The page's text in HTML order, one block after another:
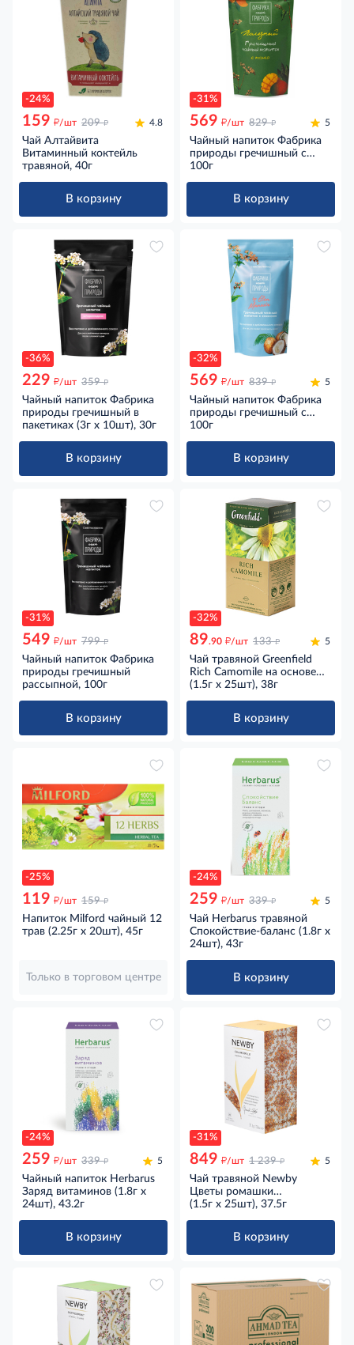
-24%
159 д/шт 209 д 4.8
Чай Алтайвита
Витаминный коктейль
травяной, 40г
В корзину
-31%
569 д/шт 829 д 5
Чайный напиток Фабрика
природы гречишный с
манго купажированный,
100г
В корзину
-36%
229 д/шт 359 д
Чайный напиток Фабрика
природы гречишный в
пакетиках (3г х 10шт), 30г
В корзину
-32%
569 д/шт 839 д 5
Чайный напиток Фабрика
природы гречишный с
кокосом купажированный,
100г
В корзину
-31%
549 д/шт 799 д
Чайный напиток Фабрика
природы гречишный
рассыпной, 100г
В корзину
-32%
89.90 д/шт 133 д 5
Чай травяной Greenfield
Rich Camomile на основе
ромашки со вкусом и
(1.5г х 25шт), 38г
В корзину
-25%
119 д/шт 159 д
Напиток Milford чайный 12
трав (2.25г x 20шт), 45г
Только в торговом центре
-24%
259 д/шт 339 д 5
Чай Herbarus травяной
Спокойствие-баланс (1.8г х
24шт), 43г
В корзину
-24%
259 д/шт 339 д 5
Чайный напиток Herbarus
Заряд витаминов (1.8г x
24шт), 43.2г
В корзину
-31%
849 д/шт 1 239 д 5
Чай травяной Newby
Цветы ромашки
пакетированный (1.5г x
(1.5г x 25шт), 37.5г
В корзину